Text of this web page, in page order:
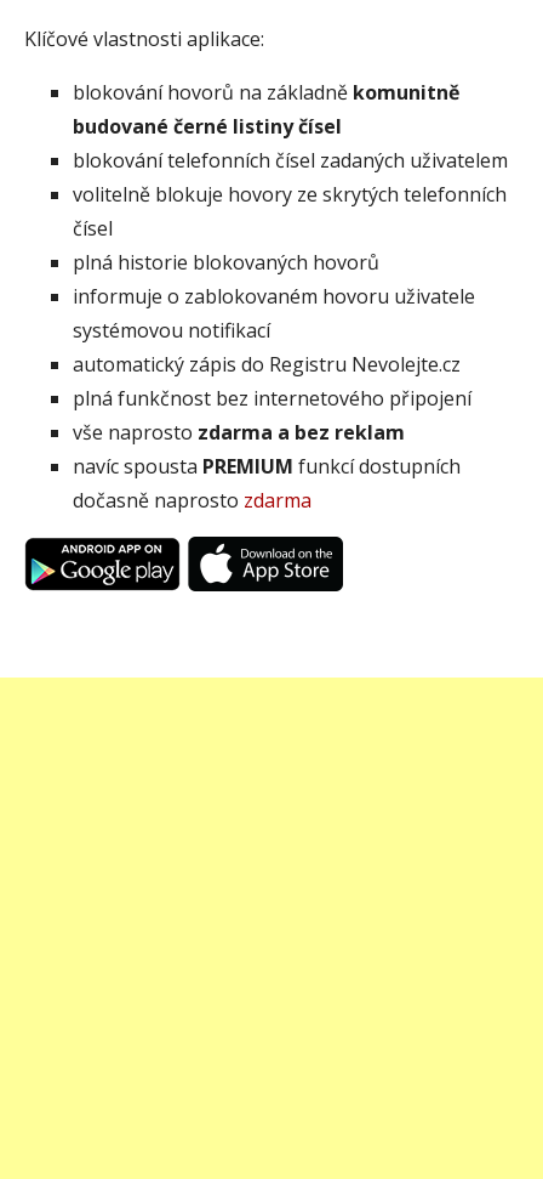
Klíčové vlastnosti aplikace:
blokování hovorů na základně komunitně
budované černé listiny čísel
blokování telefonních čísel zadaných uživatelem
volitelně blokuje hovory ze skrytých telefonních
čísel
plná historie blokovaných hovorů
informuje o zablokovaném hovoru uživatele
systémovou notifikací
automatický zápis do Registru Nevolejte.cz
plná funkčnost bez internetového připojení
vše naprosto zdarma a bez reklam
navíc spousta PREMIUM funkcí dostupních
dočasně naprosto zdarma